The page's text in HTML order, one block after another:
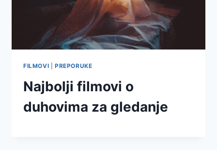
FILMOVI PREPORUKE
Najbolji filmovi o
duhovima za gledanje